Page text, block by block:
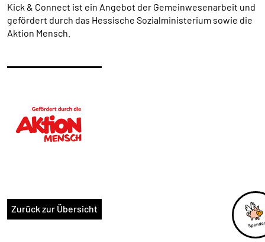
Kick & Connect ist ein Angebot der Gemeinwesenarbeit und
gefördert durch das Hessische Sozialministerium sowie die
Aktion Mensch.
Zurück zur Übersicht
HelpDirect (HelpDirect e.V. Ahrweg 107 D-53347
Alfter) und Google Ireland Limited Gordon House,
Barrow Street Dublin 4 Irland
Erkennung von Spam und Schutz vor Missbrauch
Cookie Laufzeit:
Je nach Cookie 6 Monate bis 2 Jahre
Newsletteranmeldung Daten übertragen zu dürfen?
Es werden Daten an Sendinblue übertragen. Da das